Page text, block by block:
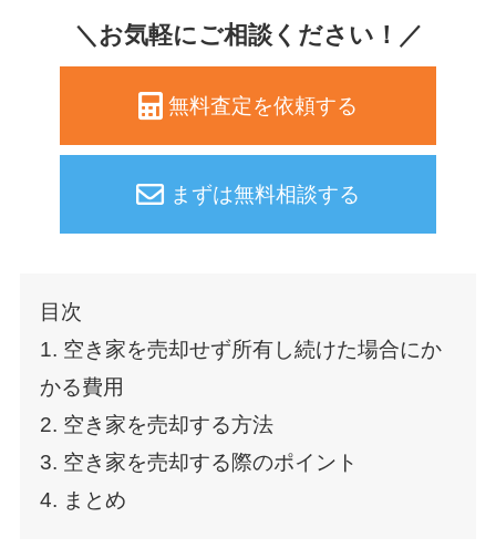
＼お気軽にご相談ください！／
無料査定を依頼する
まずは無料相談する
目次
1. 空き家を売却せず所有し続けた場合にか
かる費用
2. 空き家を売却する方法
3. 空き家を売却する際のポイント
4. まとめ